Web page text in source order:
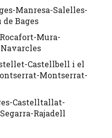
Manresa-Salelles-
Bages
Mura-
Castellbell i el
Montserrat-
Castelltallat-
Rajadell